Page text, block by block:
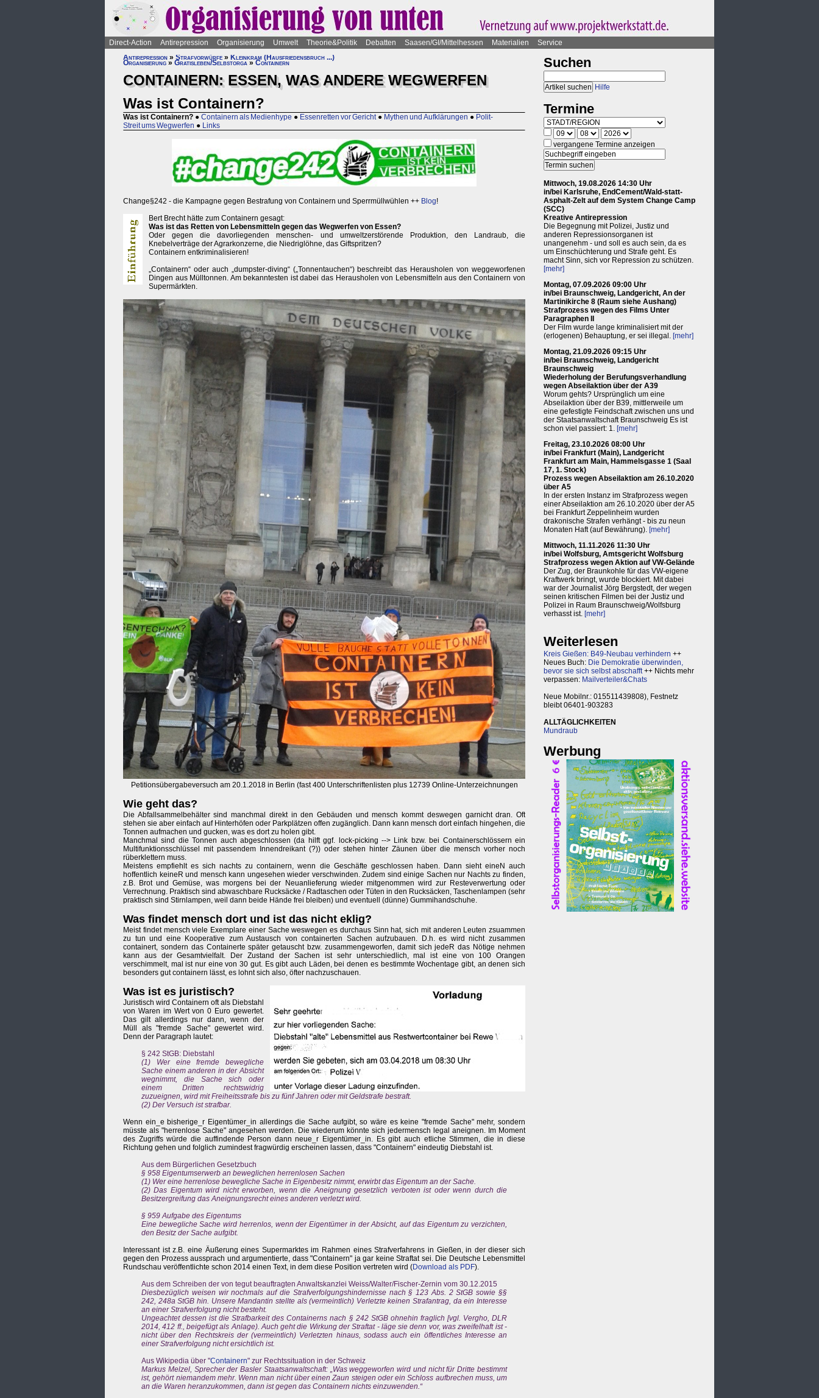
Direct-Action Antirepression Organisierung Umwelt Theorie&Politik Debatten Saasen/GI/Mittelhessen Materialien
Service
Antirepression » Strafvorwürfe » Kleinkram (Hausfriedensbruch ...)
Organisierung » Gratisleben/Selbstorga » Containern
CONTAINERN: ESSEN, WAS ANDERE WEGWERFEN
Was ist Containern?
Was ist Containern? ● Containern als Medienhype ● Essenretten vor Gericht ● Mythen und Aufklärungen ● Polit-
Streit ums Wegwerfen ● Links
Change§242 - die Kampagne gegen Bestrafung von Containern und Sperrmüllwühlen ++ Blog!
Bert Brecht hätte zum Containern gesagt:
Was ist das Retten von Lebensmitteln gegen das Wegwerfen von Essen?
Oder gegen die davorliegenden menschen- und umweltzerstörende Produktion, den Landraub, die
Knebelverträge der Agrarkonzerne, die Niedriglöhne, das Giftspritzen?
Containern entkriminalisieren!
„Containern“ oder auch „dumpster-diving“ („Tonnentauchen“) beschreibt das Herausholen von weggeworfenen
Dingen aus Mülltonnen. Am bekanntesten ist dabei das Herausholen von Lebensmitteln aus den Containern von
Supermärkten.
Petitionsübergabeversuch am 20.1.2018 in Berlin (fast 400 Unterschriftenlisten plus 12739 Online-Unterzeichnungen
Wie geht das?
Die Abfallsammelbehälter sind manchmal direkt in den Gebäuden und mensch kommt deswegen garnicht dran. Oft
stehen sie aber einfach auf Hinterhöfen oder Parkplätzen offen zugänglich. Dann kann mensch dort einfach hingehen, die
Tonnen aufmachen und gucken, was es dort zu holen gibt.
Manchmal sind die Tonnen auch abgeschlossen (da hilft ggf. lock-picking --> Link bzw. bei Containerschlössern ein
Multifunktionsschlüssel mit passendem Innendreikant (?)) oder stehen hinter Zäunen über die mensch vorher noch
rüberklettern muss.
Meistens empfiehlt es sich nachts zu containern, wenn die Geschäfte geschlossen haben. Dann sieht eineN auch
hoffentlich keineR und mensch kann ungesehen wieder verschwinden. Zudem sind einige Sachen nur Nachts zu finden,
z.B. Brot und Gemüse, was morgens bei der Neuanlieferung wieder mitgenommen wird zur Resteverwertung oder
Verrechnung. Praktisch sind abwaschbare Rucksäcke / Radtaschen oder Tüten in den Rucksäcken, Taschenlampen (sehr
praktisch sind Stirnlampen, weil dann beide Hände frei bleiben) und eventuell (dünne) Gummihandschuhe.
Was findet mensch dort und ist das nicht eklig?
Meist findet mensch viele Exemplare einer Sache weswegen es durchaus Sinn hat, sich mit anderen Leuten zsuammen
zu tun und eine Kooperative zum Austausch von containerten Sachen aufzubauen. D.h. es wird nicht zusammen
containert, sondern das Containerte später getauscht bzw. zusammengeworfen, damit sich jedeR das Nötige nehmen
kann aus der Gesamtvielfalt. Der Zustand der Sachen ist sehr unterschiedlich, mal ist eine von 100 Orangen
verschimmelt, mal ist nur eine von 30 gut. Es gibt auch Läden, bei denen es bestimmte Wochentage gibt, an denen sich
besonders gut containern lässt, es lohnt sich also, öfter nachzuschauen.
Was ist es juristisch?
Juristisch wird Containern oft als Diebstahl
von Waren im Wert von 0 Euro gewertet.
Das gilt allerdings nur dann, wenn der
Müll als "fremde Sache" gewertet wird.
Denn der Paragraph lautet:
§ 242 StGB: Diebstahl
(1) Wer eine fremde bewegliche
Sache einem anderen in der Absicht
wegnimmt, die Sache sich oder
einem Dritten rechtswidrig
zuzueignen, wird mit Freiheitsstrafe bis zu fünf Jahren oder mit Geldstrafe bestraft.
(2) Der Versuch ist strafbar.
Wenn ein_e bisherige_r Eigentümer_in allerdings die Sache aufgibt, so wäre es keine "fremde Sache" mehr, sondern
müsste als "herrenlose Sache" angesehen werden. Die wiederum könnte sich jedermensch legal aneignen. Im Moment
des Zugriffs würde die auffindende Person dann neue_r Eigentümer_in. Es gibt auch etliche Stimmen, die in diese
Richtung gehen und folglich zumindest fragwürdig erscheinen lassen, dass "Containern" eindeutig Diebstahl ist.
Aus dem Bürgerlichen Gesetzbuch
§ 958 Eigentumserwerb an beweglichen herrenlosen Sachen
(1) Wer eine herrenlose bewegliche Sache in Eigenbesitz nimmt, erwirbt das Eigentum an der Sache.
(2) Das Eigentum wird nicht erworben, wenn die Aneignung gesetzlich verboten ist oder wenn durch die
Besitzergreifung das Aneignungsrecht eines anderen verletzt wird.
§ 959 Aufgabe des Eigentums
Eine bewegliche Sache wird herrenlos, wenn der Eigentümer in der Absicht, auf das Eigentum zu verzichten,
den Besitz der Sache aufgibt.
Interessant ist z.B. eine Äußerung eines Supermarktes im Rahmen eines Strafverfahrens in Gießen, in der dieser sich
gegen den Prozess aussprach und argumentierte, dass "Containern" ja gar keine Straftat sei. Die Deutsche Lebensmittel
Rundschau veröffentlichte schon 2014 einen Text, in dem diese Position vertreten wird (Download als PDF).
Aus dem Schreiben der von tegut beauftragten Anwaltskanzlei Weiss/Walter/Fischer-Zernin vom 30.12.2015
Diesbezüglich weisen wir nochmals auf die Strafverfolgungshindernisse nach § 123 Abs. 2 StGB sowie §§
242, 248a StGB hin. Unsere Mandantin stellte als (vermeintlich) Verletzte keinen Strafantrag, da ein Interesse
an einer Strafverfolgung nicht besteht.
Ungeachtet dessen ist die Strafbarkeit des Containerns nach § 242 StGB ohnehin fraglich [vgl. Vergho, DLR
2014, 412 ff., beigefügt als Anlage). Auch geht die Wirkung der Straftat - läge sie denn vor, was zweifelhaft ist -
nicht über den Rechtskreis der (vermeintlich) Verletzten hinaus, sodass auch ein öffentliches Interesse an
einer Strafverfolgung nicht ersichtlich ist.
Aus Wikipedia über "Containern" zur Rechtssituation in der Schweiz
Markus Melzel, Sprecher der Basler Staatsanwaltschaft: „Was weggeworfen wird und nicht für Dritte bestimmt
ist, gehört niemandem mehr. Wenn man nicht über einen Zaun steigen oder ein Schloss aufbrechen muss, um
an die Waren heranzukommen, dann ist gegen das Containern nichts einzuwenden.“
Suchen
Hilfe
Termine
vergangene Termine anzeigen
Mittwoch, 19.08.2026 14:30 Uhr
in/bei Karlsruhe, EndCement/Wald-statt-
Asphalt-Zelt auf dem System Change Camp
(SCC)
Kreative Antirepression
Die Begegnung mit Polizei, Justiz und
anderen Repressionsorganen ist
unangenehm - und soll es auch sein, da es
um Einschüchterung und Strafe geht. Es
macht Sinn, sich vor Repression zu schützen.
[mehr]
Montag, 07.09.2026 09:00 Uhr
in/bei Braunschweig, Landgericht, An der
Martinikirche 8 (Raum siehe Aushang)
Strafprozess wegen des Films Unter
Paragraphen II
Der Film wurde lange kriminalisiert mit der
(erlogenen) Behauptung, er sei illegal. [mehr]
Montag, 21.09.2026 09:15 Uhr
in/bei Braunschweig, Landgericht
Braunschweig
Wiederholung der Berufungsverhandlung
wegen Abseilaktion über der A39
Worum gehts? Ursprünglich um eine
Abseilaktion über der B39, mittlerweile um
eine gefestigte Feindschaft zwischen uns und
der Staatsanwaltschaft Braunschweig Es ist
schon viel passiert: 1. [mehr]
Freitag, 23.10.2026 08:00 Uhr
in/bei Frankfurt (Main), Landgericht
Frankfurt am Main, Hammelsgasse 1 (Saal
17, 1. Stock)
Prozess wegen Abseilaktion am 26.10.2020
über A5
In der ersten Instanz im Strafprozess wegen
einer Abseilaktion am 26.10.2020 über der A5
bei Frankfurt Zeppelinheim wurden
drakonische Strafen verhängt - bis zu neun
Monaten Haft (auf Bewährung). [mehr]
Mittwoch, 11.11.2026 11:30 Uhr
in/bei Wolfsburg, Amtsgericht Wolfsburg
Strafprozess wegen Aktion auf VW-Gelände
Der Zug, der Braunkohle für das VW-eigene
Kraftwerk bringt, wurde blockiert. Mit dabei
war der Journalist Jörg Bergstedt, der wegen
seinen kritischen Filmen bei der Justiz und
Polizei in Raum Braunschweig/Wolfsburg
verhasst ist. [mehr]
Weiterlesen
Kreis Gießen: B49-Neubau verhindern ++
Neues Buch: Die Demokratie überwinden,
bevor sie sich selbst abschafft++ Nichts mehr
verpassen: Mailverteiler&Chats
Neue Mobilnr.: 015511439808), Festnetz
bleibt 06401-903283
ALLTÄGLICHKEITEN
Mundraub
Werbung